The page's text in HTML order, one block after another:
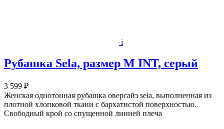
i
Рубашка Sela, размер M INT, серый
3 599 ₽
Женская однотонная рубашка оверсайз sela, выполненная из
плотной хлопковой ткани с бархатистой поверхностью.
Свободный крой со спущенной линией плеча